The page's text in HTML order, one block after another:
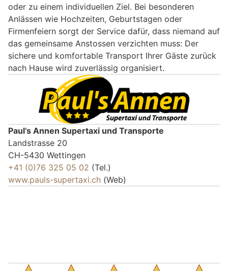
oder zu einem individuellen Ziel. Bei besonderen
Anlässen wie Hochzeiten, Geburtstagen oder
Firmenfeiern sorgt der Service dafür, dass niemand auf
das gemeinsame Anstossen verzichten muss: Der
sichere und komfortable Transport Ihrer Gäste zurück
nach Hause wird zuverlässig organisiert.
Paul’s Annen Supertaxi und Transporte
Landstrasse 20
CH-5430 Wettingen
+41 (0)76 325 05 02 (Tel.)
www.pauls-supertaxi.ch (Web)